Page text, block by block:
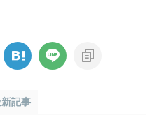
記事